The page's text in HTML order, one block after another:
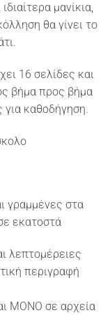
μανίκια,
θα γίνει το
16 σελίδες και
βήμα προς βήμα
για καθοδήγηση.
γραμμένες στα
εκατοστά
λεπτομέρειες
περιγραφή
ΜΟΝΟ σε αρχεία